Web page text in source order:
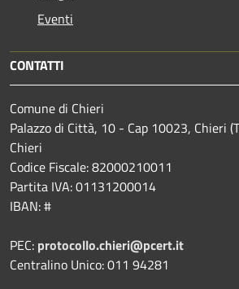
Eventi
CONTATTI
Comune di Chieri
Palazzo di Città, 10 - Cap 10023, Chieri
Chieri
Codice Fiscale: 82000210011
Partita IVA: 01131200014
IBAN: #
PEC: protocollo.chieri@pcert.it
Centralino Unico: 011 94281